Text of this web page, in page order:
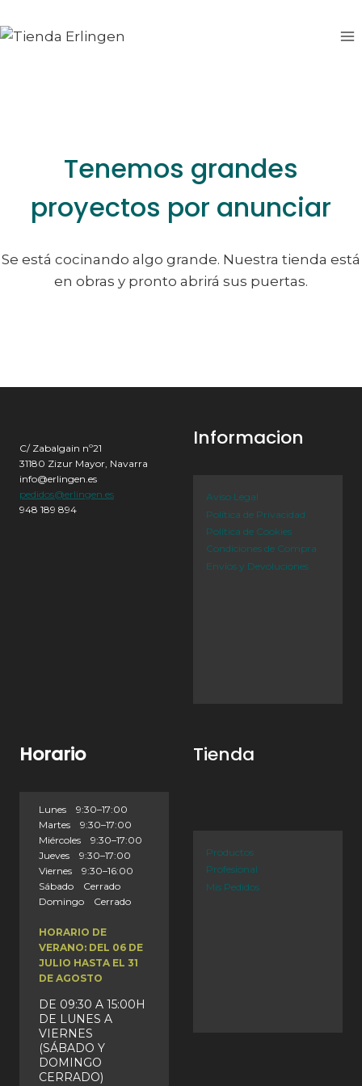
al
al
Tenemos grandes
proyectos por anunciar
Se está cocinando algo grande. Nuestra tienda está
en obras y pronto abrirá sus puertas.
C/ Zabalgain nº21
31180 Zizur Mayor, Navarra
info@erlingen.es
pedidos@erlingen.es
948 189 894
Informacion
Aviso Legal
Política de Privacidad
Política de Cookies
Condiciones de Compra
Envíos y Devoluciones
Horario
Lunes 9:30–17:00
Martes 9:30–17:00
Miércoles 9:30–17:00
Jueves 9:30–17:00
Viernes 9:30–16:00
Sábado Cerrado
Domingo Cerrado
HORARIO DE
VERANO: DEL 06 DE
JULIO HASTA EL 31
DE AGOSTO
DE 09:30 A 15:00H
DE LUNES A
VIERNES
(SÁBADO Y
DOMINGO
CERRADO)
Tienda
Productos
Profesional
Mis Pedidos